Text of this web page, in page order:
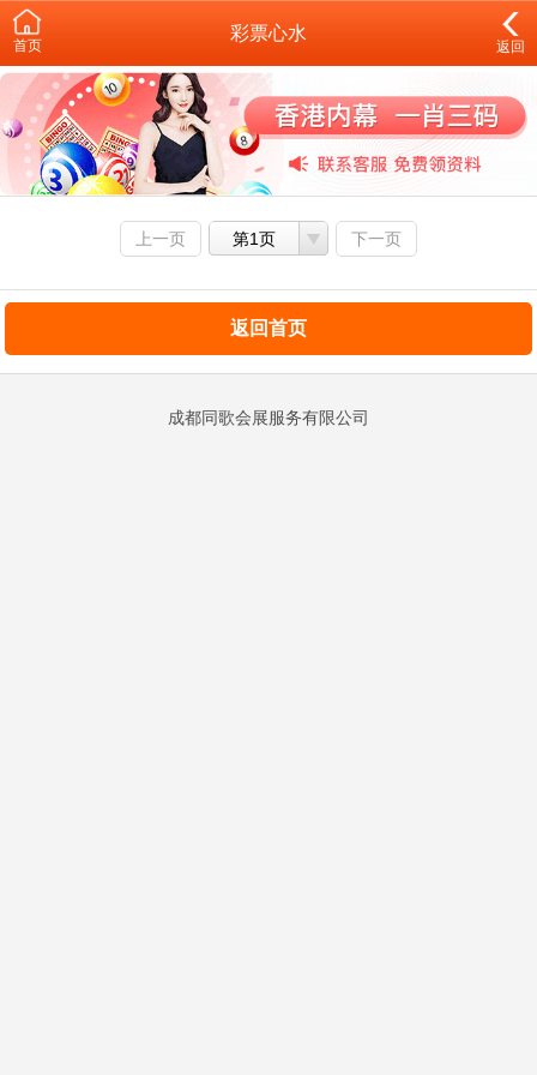
首页
彩票心水
返回
上一页 第1页 下一页
返回首页
成都同歌会展服务有限公司